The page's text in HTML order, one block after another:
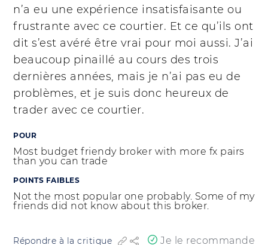
n’a eu une expérience insatisfaisante ou
frustrante avec ce courtier. Et ce qu’ils ont
dit s’est avéré être vrai pour moi aussi. J’ai
beaucoup pinaillé au cours des trois
dernières années, mais je n’ai pas eu de
problèmes, et je suis donc heureux de
trader avec ce courtier.
POUR
Most budget friendy broker with more fx pairs
than you can trade
POINTS FAIBLES
Not the most popular one probably. Some of my
friends did not know about this broker.
Répondre à la critique Je le recommande